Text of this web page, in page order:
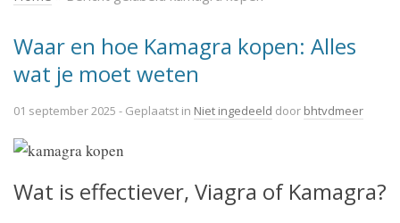
Waar en hoe Kamagra kopen: Alles
wat je moet weten
01 september 2025 - Geplaatst in Niet ingedeeld door bhtvdmeer
Wat is effectiever, Viagra of Kamagra?